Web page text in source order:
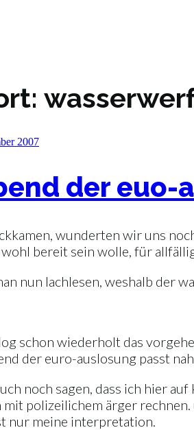
2007
der euo-
wunderten wir uns
wohl bereit sein wolle, für
nun lachlesen, weshalb der
schon wiederholt das
der euro-auslosung passt
noch sagen, dass ich hier
polizeilichem ärger
nur meine interpretation.